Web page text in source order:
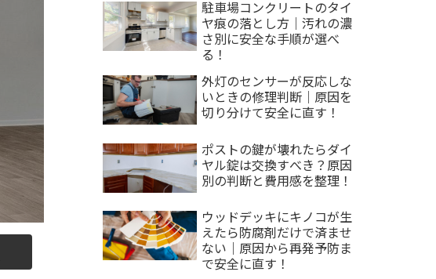
駐車場コンクリートのタイ
ヤ痕の落とし方｜汚れの濃
さ別に安全な手順が選べ
る！
外灯のセンサーが反応しな
いときの修理判断｜原因を
切り分けて安全に直す！
ポストの鍵が壊れたらダイ
ヤル錠は交換すべき？原因
別の判断と費用感を整理！
ウッドデッキにキノコが生
えたら防腐剤だけで済ませ
ない｜原因から再発予防ま
で安全に直す！